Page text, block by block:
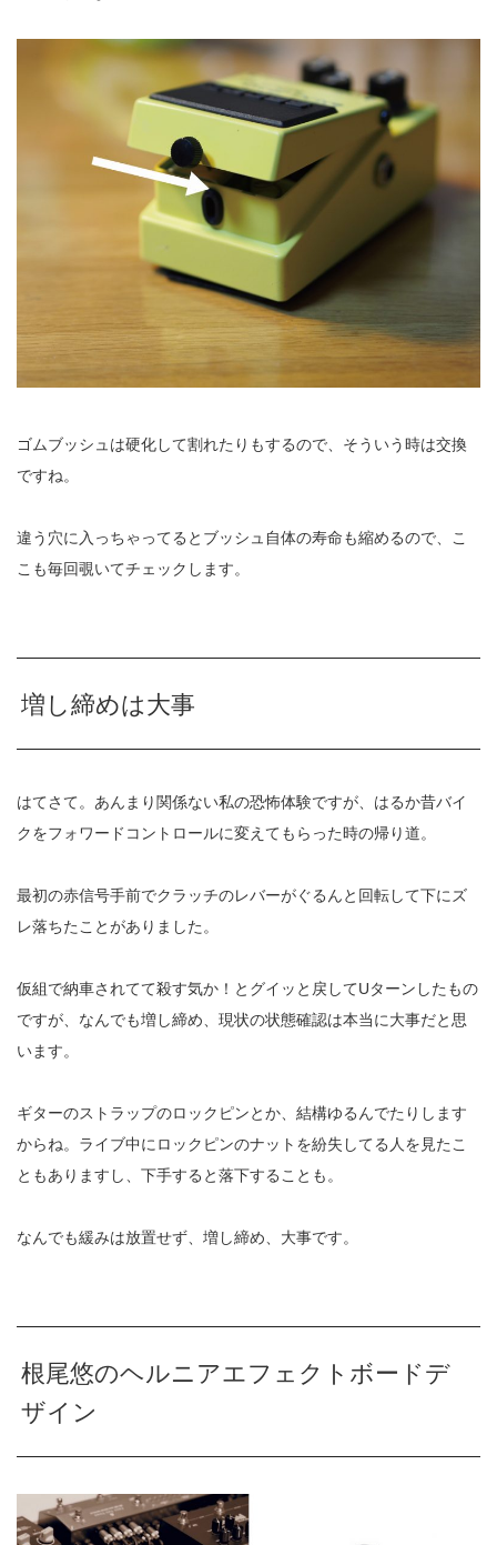
ゴムブッシュは硬化して割れたりもするので、そういう時は交換
ですね。
違う穴に入っちゃってるとブッシュ自体の寿命も縮めるので、こ
こも毎回覗いてチェックします。
増し締めは大事
はてさて。あんまり関係ない私の恐怖体験ですが、はるか昔バイ
クをフォワードコントロールに変えてもらった時の帰り道。
最初の赤信号手前でクラッチのレバーがぐるんと回転して下にズ
レ落ちたことがありました。
仮組で納車されてて殺す気か！とグイッと戻してUターンしたもの
ですが、なんでも増し締め、現状の状態確認は本当に大事だと思
います。
ギターのストラップのロックピンとか、結構ゆるんでたりします
からね。ライブ中にロックピンのナットを紛失してる人を見たこ
ともありますし、下手すると落下することも。
なんでも緩みは放置せず、増し締め、大事です。
根尾悠のヘルニアエフェクトボードデ
ザイン